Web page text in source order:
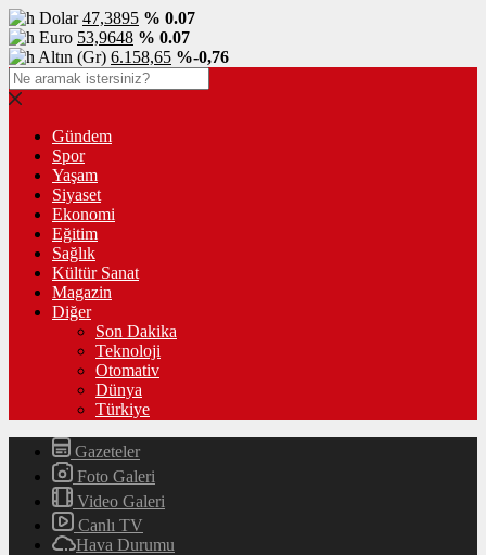
Dolar47,3895 % 0.07
Euro 53,9648 % 0.07
Altın (Gr) 6.158,65 %-0,76
Gündem
Spor
Yaşam
Siyaset
Ekonomi
Eğitim
Sağlık
Kültür Sanat
Magazin
Diğer
Son Dakika
Teknoloji
Otomativ
Dünya
Türkiye
Gazeteler
Foto Galeri
Video Galeri
Canlı TV
Hava Durumu